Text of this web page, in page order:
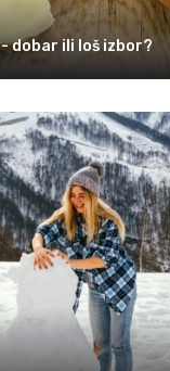
dobar ili loš izbor?